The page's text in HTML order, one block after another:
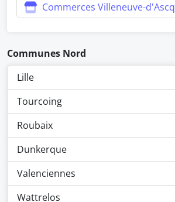
Commerces Villeneuve-d'Ascq
Communes Nord
Lille
Tourcoing
Roubaix
Dunkerque
Valenciennes
Wattrelos